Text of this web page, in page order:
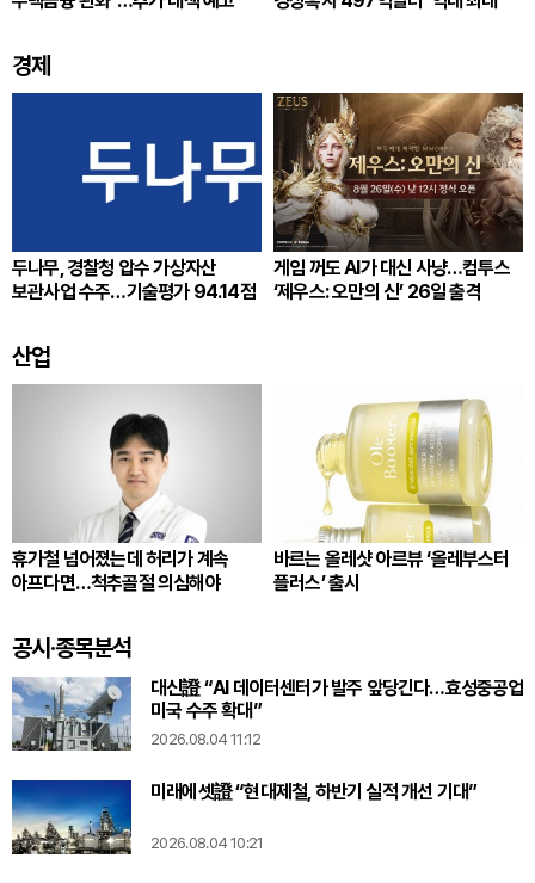
경제
두나무, 경찰청 압수 가상자산
보관사업 수주…기술평가 94.14점
게임 꺼도 AI가 대신 사냥…컴투스
‘제우스: 오만의 신’ 26일 출격
산업
휴가철 넘어졌는데 허리가 계속
아프다면…척추골절 의심해야
바르는 올레샷 아르뷰 ‘올레부스터
플러스’ 출시
공시·종목분석
대신證 “AI 데이터센터가 발주 앞당긴다…효성중공업
미국 수주 확대”
2026.08.04 11:12
미래에셋證 “현대제철, 하반기 실적 개선 기대”
2026.08.04 10:21